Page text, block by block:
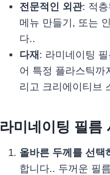
전문적인 외관: 적
메뉴 만들기, 또는
다..
다재 : 라미네이팅
어 특정 플라스틱까
리고 크리에이티브
라미네이팅 필름
올바른 두께를 선택
합니다.. 두꺼운 필